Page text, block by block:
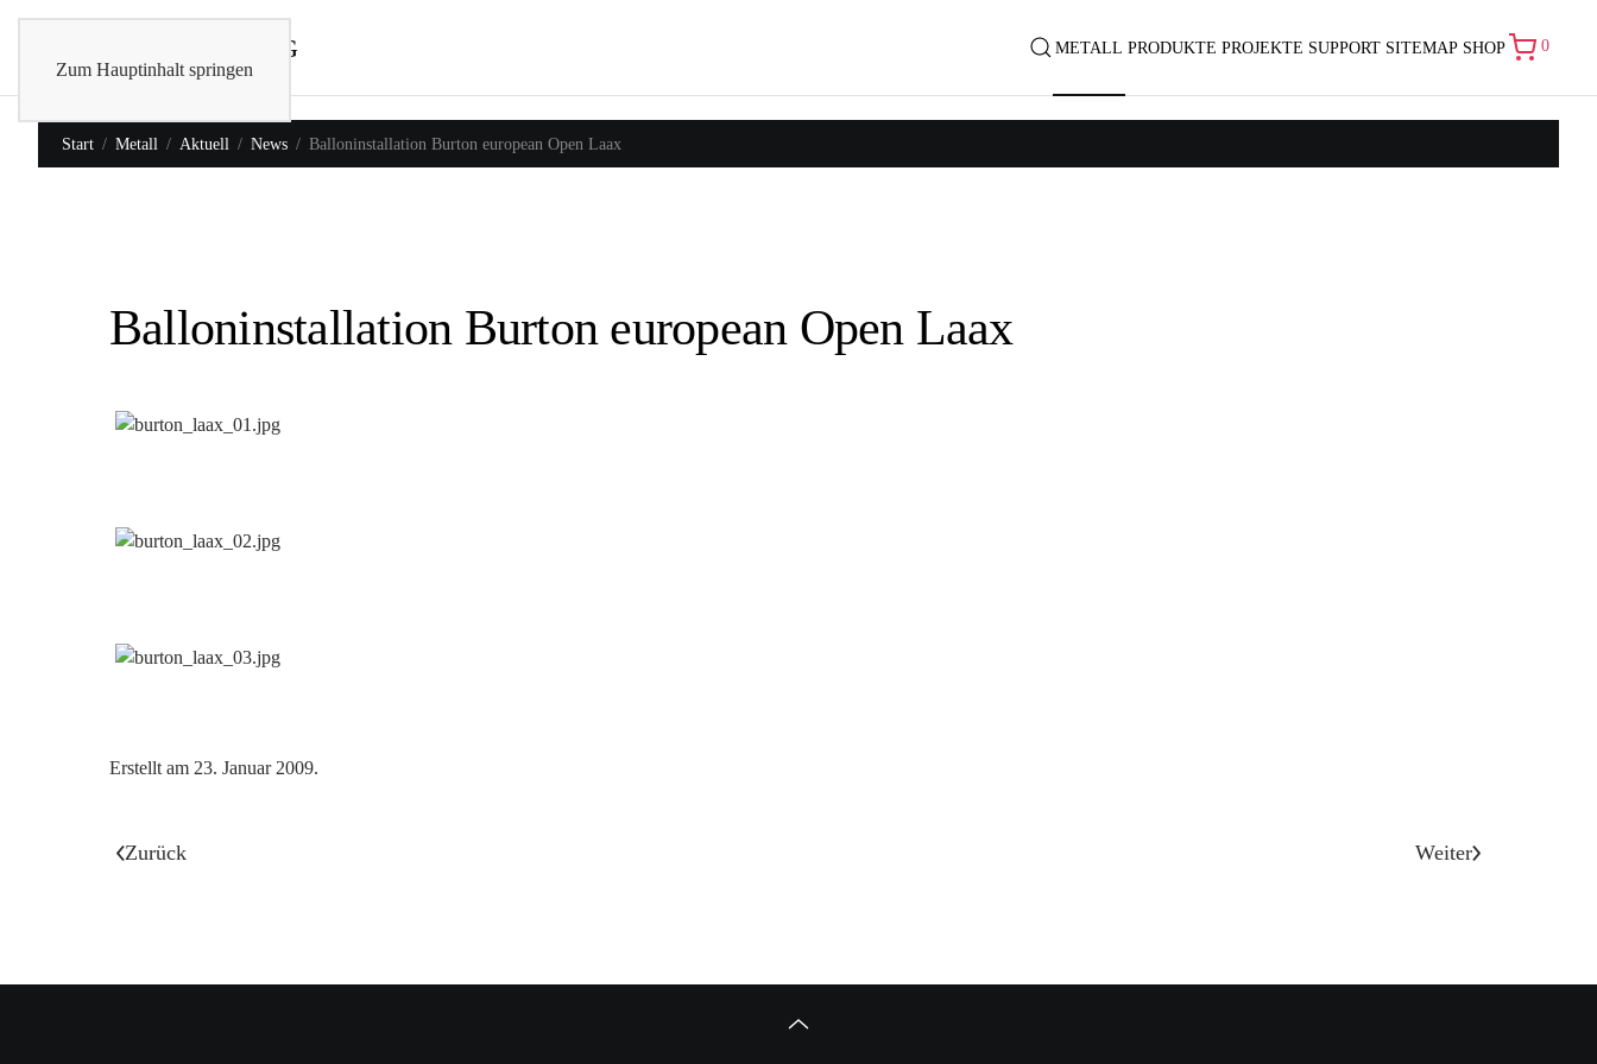
Zum Hauptinhalt springen
METALL PRODUKTE PROJEKTE SUPPORT SITEMAP SHOP 0
Start Metall Aktuell News Balloninstallation Burton european Open Laax
Balloninstallation Burton european Open Laax
Erstellt am 23. Januar 2009.
Zurück Weiter